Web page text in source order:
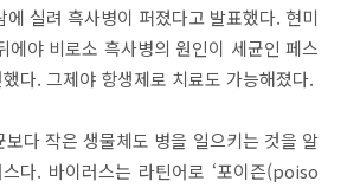
에 실려 흑사병이 퍼졌다고 발표했다. 현미
에야 비로소 흑사병의 원인이 세균인 페스
다. 그제야 항생제로 치료도 가능해졌다.
다 작은 생물체도 병을 일으키는 것을 알
다. 바이러스는 라틴어로 ‘포이즌(poiso